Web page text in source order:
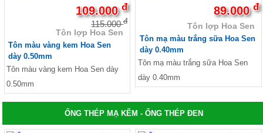
Kẽm lam , rào lưới kẽm lam giá rẻ
Tấm xi măng vân gỗ Conwood
Tấm xi măng vân gỗ lót sàn, sàn gỗ xi măng,
sàn gỗ xi măng, Giá tấm xi măng giả gỗ
Tấm xi măng giả gỗ ốp tường ngoài trời, Tấm
ốp tường giả gỗ ngoài trời
Tấm ốp trần vân gỗ, Tấm ốp trần giả gỗ, Tấm
Thép tấm - Thép cuộn - Thép gân
Thép tấm Trung Quốc
Thép tấm chống trượt, tấm gân
109.000đ
115.000đ
Tôn lợp Hoa Sen
Tôn màu vàng kem Hoa Sen
dày 0.50mm
Tôn màu vàng kem Hoa Sen dày
0.50mm
89.000đ
Tôn lợp Hoa Sen
Tôn mạ màu trắng sữa Hoa Sen
dày 0.40mm
Tôn mạ màu trắng sữa Hoa Sen
dày 0.40mm
ỐNG THÉP MẠ KẼM - ỐNG THÉP ĐEN